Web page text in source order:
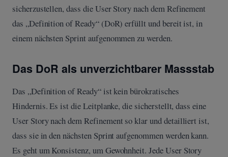
sicherzustellen, dass die User Story nach dem Refinement
das „Definition of Ready“ (DoR) erfüllt und bereit ist, in
einem nächsten Sprint aufgenommen zu werden.
Das DoR als unverzichtbarer Massstab
Das „Definition of Ready“ ist kein bürokratisches
Hindernis. Es ist die Leitplanke, die sicherstellt, dass eine
User Story nach dem Refinement so klar und detailliert ist,
dass sie in den nächsten Sprint aufgenommen werden kann.
Es geht um Konsistenz, um Gewohnheit. Jede User Story